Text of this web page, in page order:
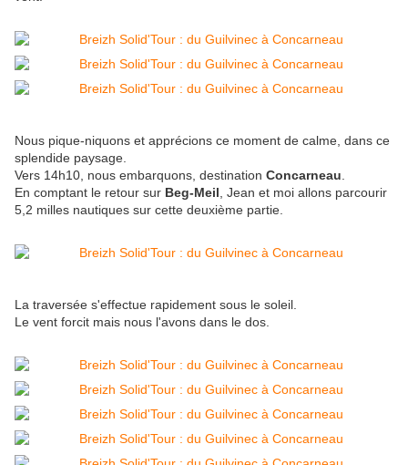
Nous pique-niquons et apprécions ce moment de calme, dans ce
splendide paysage.
Vers 14h10, nous embarquons, destination Concarneau
En comptant le retour sur Beg-Meil , Jean et moi allons parcourir
5,2 milles nautiques sur cette deuxième partie.
La traversée s'effectue rapidement sous le soleil.
Le vent forcit mais nous l'avons dans le dos.